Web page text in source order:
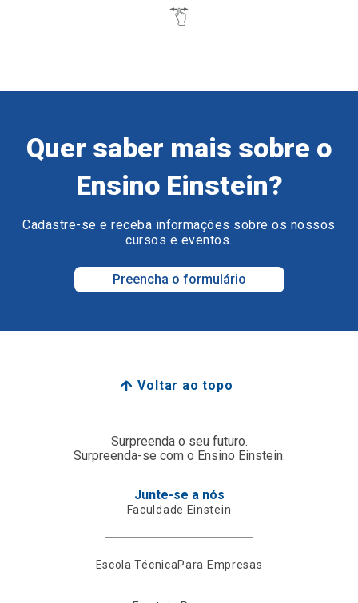
Quer saber mais sobre o
Ensino Einstein?
Cadastre-se e receba informações sobre os nossos
cursos e eventos.
Preencha o formulário
Voltar ao topo
Surpreenda o seu futuro.
Surpreenda-se com o Ensino Einstein.
Junte-se a nós
Faculdade Einstein
Escola TécnicaPara Empresas